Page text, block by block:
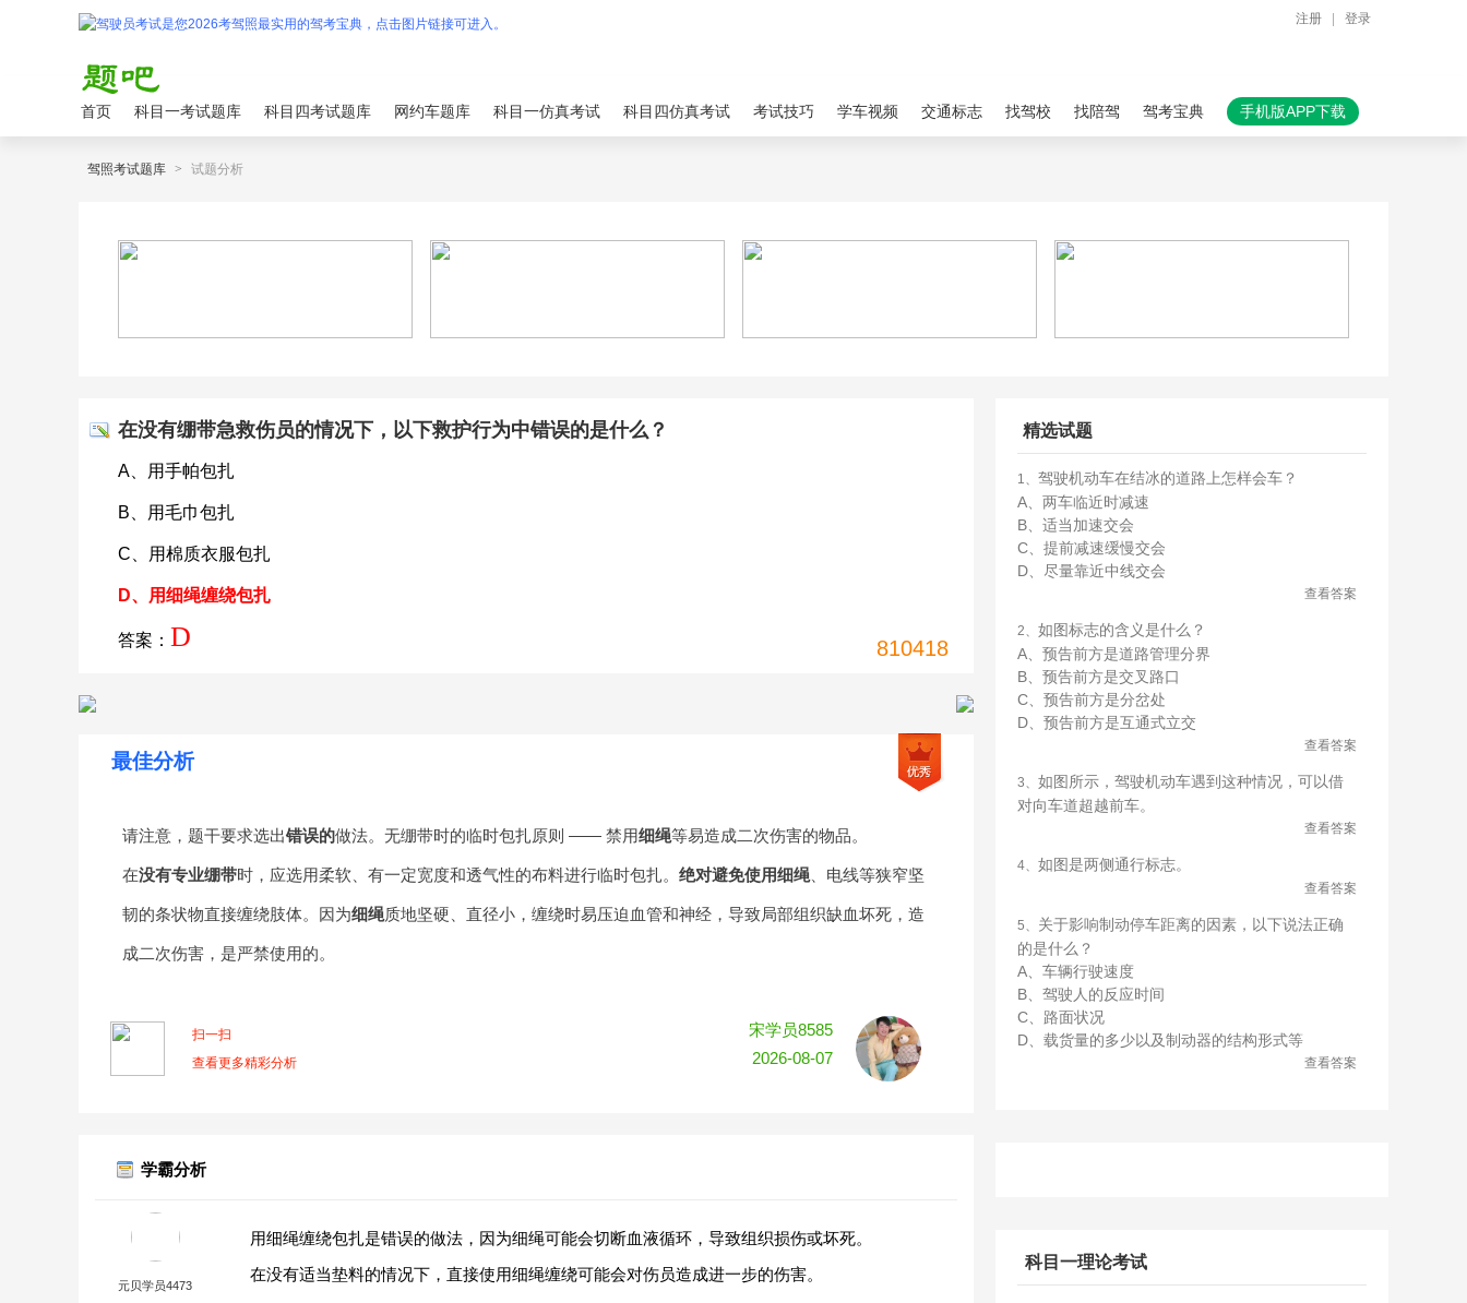
注册 登录
首页 科目一考试题库 科目四考试题库 网约车题库 科目一仿真考试 科目四仿真考试 考试技巧 学车视频 交通标志 找驾校 找陪驾 驾考宝典 手机版APP下载
驾照考试题库 > 试题分析
在没有绷带急救伤员的情况下，以下救护行为中错误的是什么？
A、用手帕包扎
B、用毛巾包扎
C、用棉质衣服包扎
D、用细绳缠绕包扎
答案： D 810418
最佳分析
请注意，题干要求选出错误的做法。无绷带时的临时包扎原则 —— 禁用细绳等易造成二次伤害的物品。
在没有专业绷带时，应选用柔软、有一定宽度和透气性的布料进行临时包扎。 绝对避免使用细绳 、电线等狭窄坚
韧的条状物直接缠绕肢体。因为细绳质地坚硬、直径小，缠绕时易压迫血管和神经，导致局部组织缺血坏死，造
成二次伤害，是严禁使用的。
扫一扫
查看更多精彩分析
宋学员8585
2026-08-07
学霸分析
元贝学员4473
用细绳缠绕包扎是错误的做法，因为细绳可能会切断血液循环，导致组织损伤或坏死。
在没有适当垫料的情况下，直接使用细绳缠绕可能会对伤员造成进一步的伤害。
精选试题
1、 驾驶机动车在结冰的道路上怎样会车？
A、两车临近时减速
B、适当加速交会
C、提前减速缓慢交会
D、尽量靠近中线交会
查看答案
2、 如图标志的含义是什么？
A、预告前方是道路管理分界
B、预告前方是交叉路口
C、预告前方是分岔处
D、预告前方是互通式立交
查看答案
3、 如图所示，驾驶机动车遇到这种情况，可以借
对向车道超越前车。
查看答案
4、 如图是两侧通行标志。
查看答案
5、 关于影响制动停车距离的因素，以下说法正确
的是什么？
A、车辆行驶速度
B、驾驶人的反应时间
C、路面状况
D、载货量的多少以及制动器的结构形式等
查看答案
科目一理论考试